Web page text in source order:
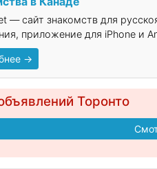
— сайт знакомств для
приложение для iPhone и
→
Торонто